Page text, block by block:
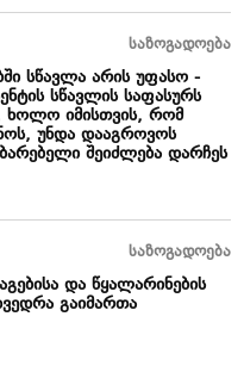
საზოგადოება
სწავლა არის უფასო -
სწავლის საფასურს
იმისთვის, რომ
უნდა დააგროვოს
შეიძლება დარჩეს
საზოგადოება
და წყალარინების
გაიმართა